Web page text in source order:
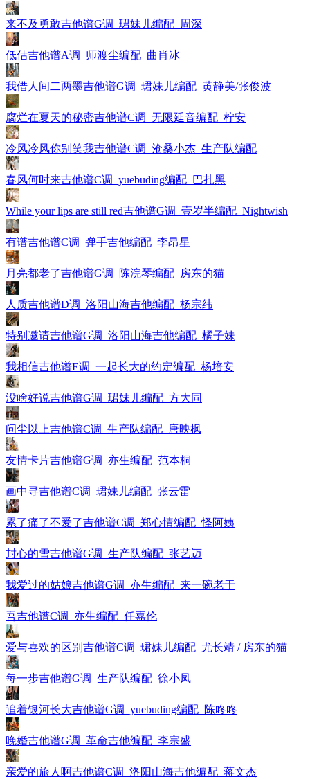
来不及勇敢吉他谱G调_珺妹儿编配_周深
低估吉他谱A调_师渡尘编配_曲肖冰
我借人间二两墨吉他谱G调_珺妹儿编配_黄静美/张俊波
腐烂在夏天的秘密吉他谱C调_无限延音编配_柠安
冷风冷风你别笑我吉他谱C调_沧桑小杰_生产队编配
春风何时来吉他谱C调_yuebuding编配_巴扎黑
While your lips are still red吉他谱G调_壹岁半编配_Nightwish
有谱吉他谱C调_弹手吉他编配_李昂星
月亮都老了吉他谱G调_陈浣琴编配_房东的猫
人质吉他谱D调_洛阳山海吉他编配_杨宗纬
特别邀请吉他谱G调_洛阳山海吉他编配_橘子妹
我相信吉他谱E调_一起长大的约定编配_杨培安
没啥好说吉他谱G调_珺妹儿编配_方大同
问尘以上吉他谱C调_生产队编配_唐映枫
友情卡片吉他谱G调_亦生编配_范本桐
画中寻吉他谱C调_珺妹儿编配_张云雷
累了痛了不爱了吉他谱C调_郑心情编配_怪阿姨
封心的雪吉他谱G调_生产队编配_张艺迈
我爱过的姑娘吉他谱G调_亦生编配_来一碗老于
吾吉他谱C调_亦生编配_任嘉伦
爱与喜欢的区别吉他谱C调_珺妹儿编配_尤长靖 / 房东的猫
每一步吉他谱G调_生产队编配_徐小凤
追着银河长大吉他谱G调_yuebuding编配_陈咚咚
晚婚吉他谱G调_革命吉他编配_李宗盛
亲爱的旅人啊吉他谱C调_洛阳山海吉他编配_蒋文杰